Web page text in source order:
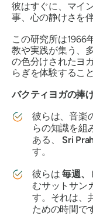
彼はすぐに、マイ
事、心の静けさを
この研究所は1966
教や実践が集う、
の色分けされたヨ
らぎを体験するこ
バクティヨガの捧
彼らは、音楽
らの知識を組
ある、 Sri
す。
彼らは毎週、
むサットサン
す。それは、
ための時間で